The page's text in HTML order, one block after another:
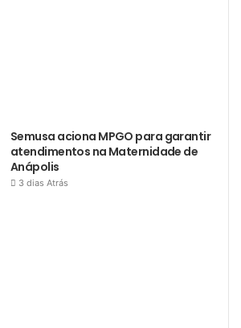
Semusa aciona MPGO para garantir
atendimentos na Maternidade de
Anápolis
3 dias Atrás